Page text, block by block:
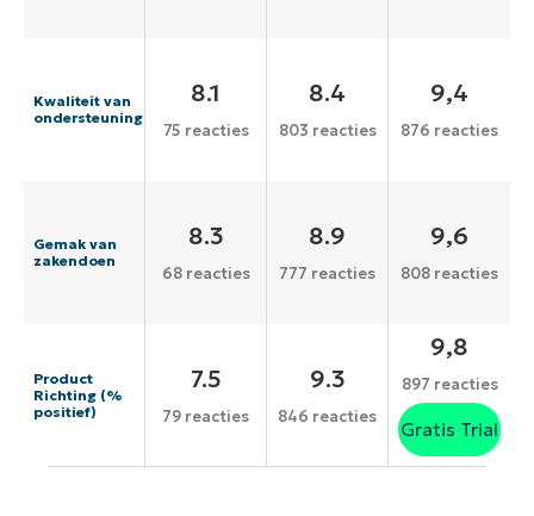
Kwaliteit van
ondersteuning
8.1
75 reacties
8.4
803 reacties
9,4
876 reacties
Gemak van
zakendoen
8.3
68 reacties
8.9
777 reacties
9,6
808 reacties
Product
Richting (%
positief)
7.5
79 reacties
9.3
846 reacties
9,8
897 reacties
Gratis Trial